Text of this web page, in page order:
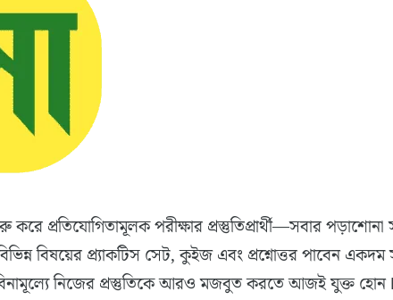
করে প্রতিযোগিতামূলক পরীক্ষার প্রস্তুতিপ্রার্থী—সবার
বিষয়ের প্র্যাকটিস সেট, কুইজ এবং প্রশ্নোত্তর পাবেন
বিনামূল্যে নিজের প্রস্তুতিকে আরও মজবুত করতে আজই যুক্ত